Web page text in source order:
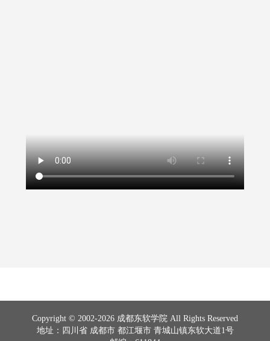
Copyright © 2002-2026 成都东软学院 All Rights Reserved
地址：四川省 成都市 都江堰市 青城山镇东软大道1号